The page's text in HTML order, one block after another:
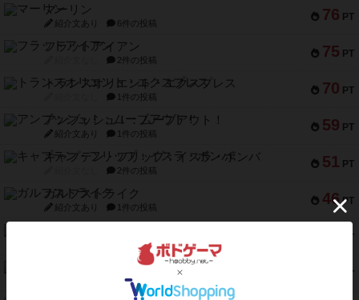
76 PT
マーリン
紹介文あり 6件の投稿
75 PT
フラットアイアン
2件の投稿
70 PT
トランスオリエント・エクスプレス
1件の投稿
59 PT
アンブッシュ！：ムーブアウト！
紹介文あり 1件の投稿
51 PT
キャプテン・フリップ：イスラ・ボンバ
2件の投稿
46 PT
ガルフストライク
紹介文あり 1件の投稿
PT
8件の投稿
PT
12件の投稿